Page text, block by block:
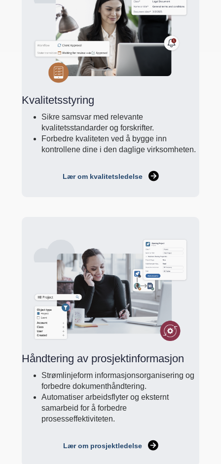
Kvalitetsstyring
Sikre samsvar med relevante
kvalitetsstandarder og forskrifter.
Forbedre kvaliteten ved å bygge inn
kontrollene dine i den daglige virksomheten.
Lær om kvalitetsledelse
Håndtering av prosjektinformasjon
Strømlinjeform informasjonsorganisering og
forbedre dokumenthåndtering.
Automatiser arbeidsflyter og eksternt
samarbeid for å forbedre
prosesseffektiviteten.
Lær om prosjektledelse